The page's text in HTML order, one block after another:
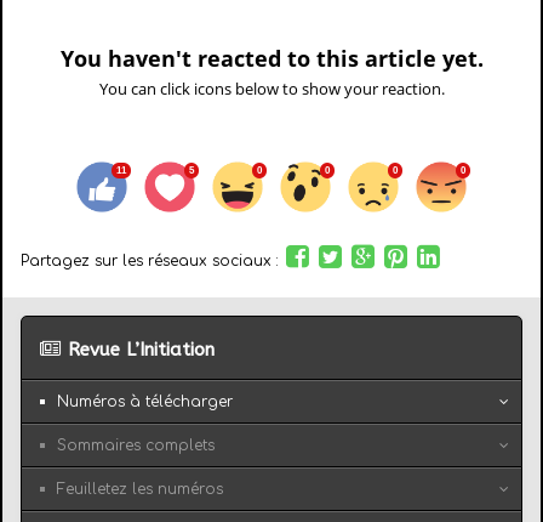
You haven't reacted to this article yet.
You can click icons below to show your reaction.
Partagez sur les réseaux sociaux :
Revue L’Initiation
Numéros à télécharger
Sommaires complets
Feuilletez les numéros